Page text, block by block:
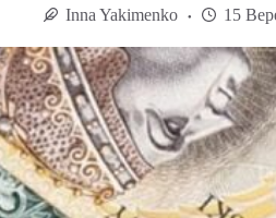
Inna Yakimenko 15